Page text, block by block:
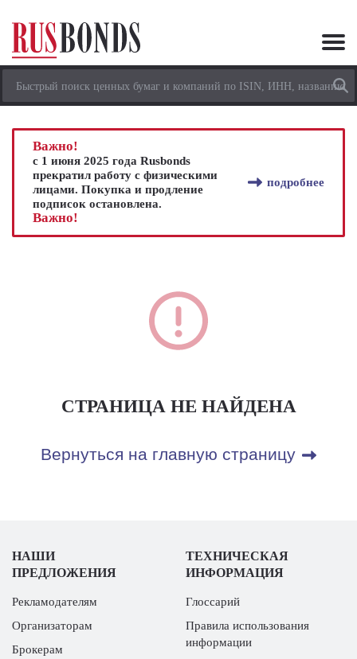
Важно!
с 1 июня 2025 года Rusbonds
прекратил работу с физическими
лицами. Покупка и продление
подписок остановлена.
подробнее
Важно!
СТРАНИЦА НЕ НАЙДЕНА
Вернуться на главную страницу
НАШИ
ПРЕДЛОЖЕНИЯ
Рекламодателям
Организаторам
Брокерам
ТЕХНИЧЕСКАЯ
ИНФОРМАЦИЯ
Глоссарий
Правила использования
информации